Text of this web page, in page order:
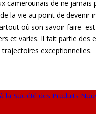
de ne jamais
la vie au point de
où son savoir-faire
et variés. Il fait partie
exceptionnelles.
la Société des Produits